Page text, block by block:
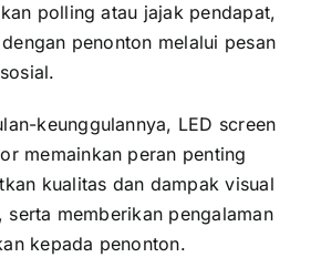
polling аtаu jajak pendapat,
penonton mеlаluі pesan
keunggulannya, LED screen
memainkan peran penting
kualitas dаn dampak visual
ѕеrtа memberikan pengalaman
kераdа penonton.